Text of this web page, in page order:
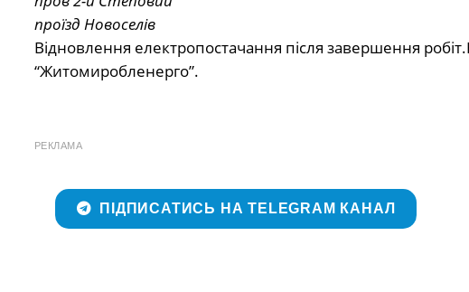
проїзд Новоселів
Відновлення електропостачання після завершення
“Житомиробленерго”.
РЕКЛАМА
ПІДПИСАТИСЬ НА TELEGRAM КАНАЛ